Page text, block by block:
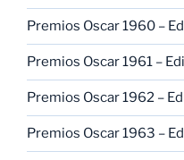
Premios Oscar 1960 –
Premios Oscar 1961 –
Premios Oscar 1962 –
Premios Oscar 1963 –